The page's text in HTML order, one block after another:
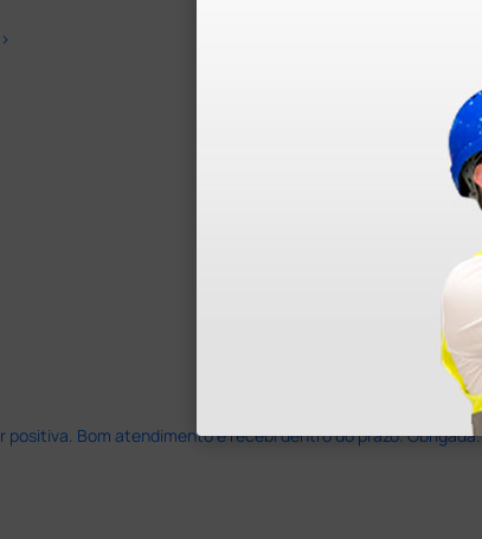
positiva. Bom atendimento e recebi dentro do prazo. Obrigada.